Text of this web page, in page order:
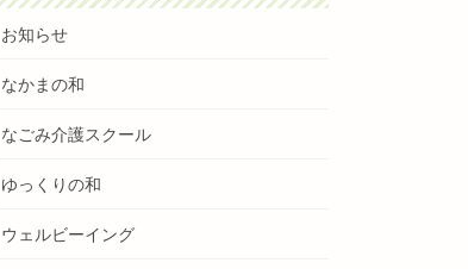
お知らせ
なかまの和
なごみ介護スクール
ゆっくりの和
ウェルビーイング